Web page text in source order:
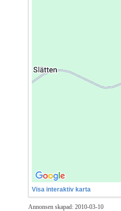
Visa interaktiv karta
Annonsen skapad: 2010-03-10